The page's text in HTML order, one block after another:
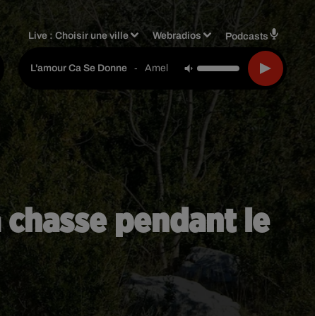
Live :Choisir une ville Webradios Podcasts
L'amour Ca Se Donne - Amel Bent
pendant le